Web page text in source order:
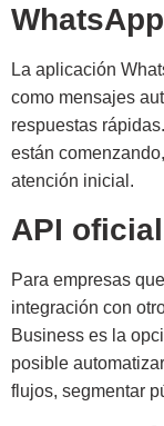
La aplicación
como mensajes
respuestas
están
atención inicial.
API
Para empresas
integración con
Business es la
posible
flujos, segmentar